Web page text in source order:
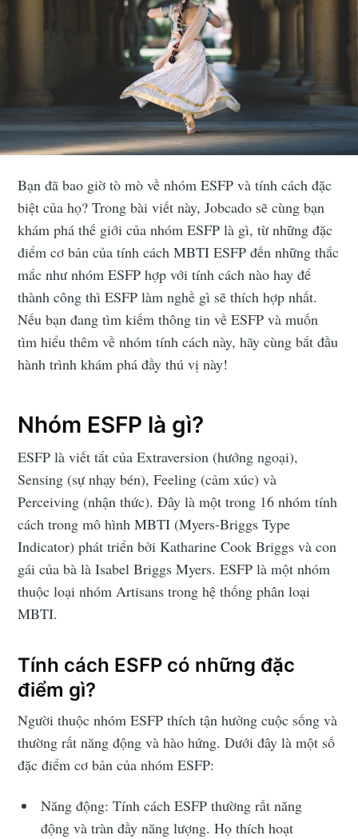
Bạn đã bao giờ tò mò về nhóm ESFP và tính cách đặc
biệt của họ? Trong bài viết này, Jobcado sẽ cùng bạn
khám phá thế giới của nhóm ESFP là gì, từ những đặc
điểm cơ bản của tính cách MBTI ESFP đến những thắc
mắc như nhóm ESFP hợp với tính cách nào hay để
thành công thì ESFP làm nghề gì sẽ thích hợp nhất.
Nếu bạn đang tìm kiếm thông tin về ESFP và muốn
tìm hiểu thêm về nhóm tính cách này, hãy cùng bắt đầu
hành trình khám phá đầy thú vị này!
Nhóm ESFP là gì?
ESFP là viết tắt của Extraversion (hướng ngoại),
Sensing (sự nhạy bén), Feeling (cảm xúc) và
Perceiving (nhận thức). Đây là một trong 16 nhóm tính
cách trong mô hình MBTI (Myers-Briggs Type
Indicator) phát triển bởi Katharine Cook Briggs và con
gái của bà là Isabel Briggs Myers. ESFP là một nhóm
thuộc loại nhóm Artisans trong hệ thống phân loại
MBTI.
Tính cách ESFP có những đặc
điểm gì?
Người thuộc nhóm ESFP thích tận hưởng cuộc sống và
thường rất năng động và hào hứng. Dưới đây là một số
đặc điểm cơ bản của nhóm ESFP:
Năng động: Tính cách ESFP thường rất năng
động và tràn đầy năng lượng. Họ thích hoạt